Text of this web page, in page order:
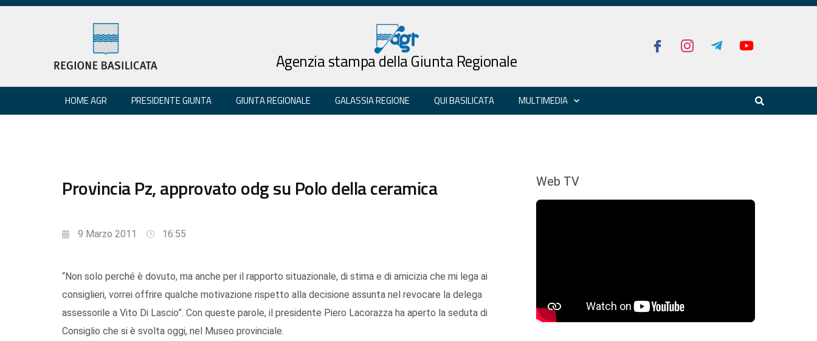
Agenzia stampa della Giunta Regionale
HOME AGR PRESIDENTE GIUNTA GIUNTA REGIONALE GALASSIA REGIONE QUI BASILICATA MULTIMEDIA
Provincia Pz, approvato odg su Polo della ceramica
9 Marzo 2011 16:55
“Non solo perché è dovuto, ma anche per il rapporto situazionale, di stima e di amicizia che mi lega ai
consiglieri, vorrei offrire qualche motivazione rispetto alla decisione assunta nel revocare la delega
assessorile a Vito Di Lascio”. Con queste parole, il presidente Piero Lacorazza ha aperto la seduta di
Consiglio che si è svolta oggi, nel Museo provinciale.
Web TV